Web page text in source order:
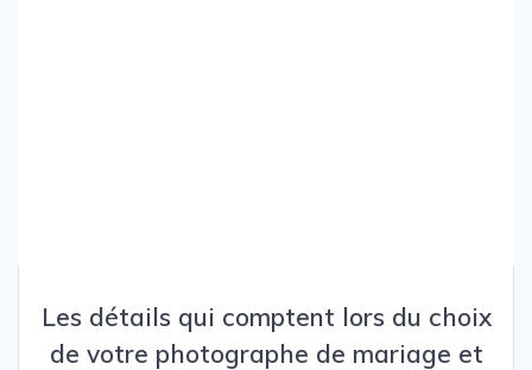
Les détails qui comptent lors du choix
de votre photographe de mariage et